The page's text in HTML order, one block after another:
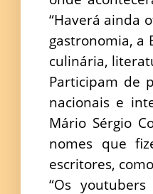
“Haverá ainda
gastronomia, a
culinária,
Participam de
nacionais e
Mário Sérgio
nomes que
escritores,
“Os